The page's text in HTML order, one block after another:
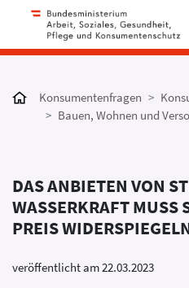
Konsumentenfragen
Bauen, Wohnen und
DAS ANBIETEN VON
WASSERKRAFT MUSS
PREIS
veröffentlicht am 22.03.2023